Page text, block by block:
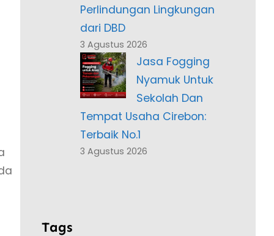
Perlindungan Lingkungan
dari DBD
3 Agustus 2026
Jasa Fogging
Nyamuk Untuk
Sekolah Dan
Tempat Usaha Cirebon:
Terbaik No.1
3 Agustus 2026
Tags